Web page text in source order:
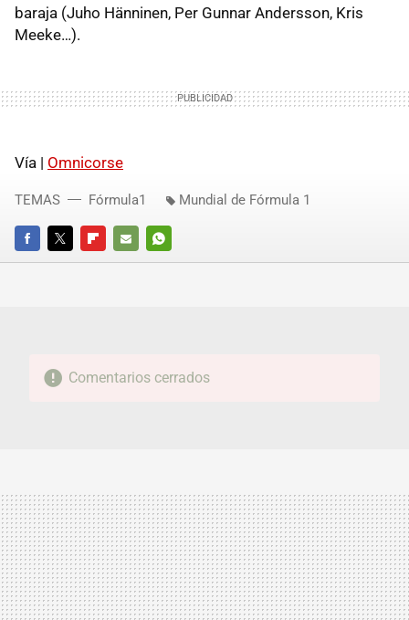
baraja (Juho Hänninen, Per Gunnar Andersson, Kris
Meeke…).
Vía | Omnicorse
FACEBOOKTWITTERFLIPBOARD
E-
WHATSAPP
TEMAS Fórmula1 Mundial de Fórmula 1
Comentarios cerrados